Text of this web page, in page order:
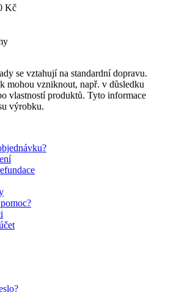
Kč
se vztahují na standardní dopravu.
mohou vzniknout, např. v důsledku
vlastností produktů. Tyto informace
výrobku.